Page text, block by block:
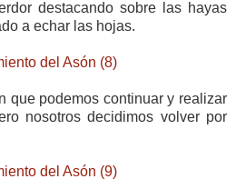
destacando sobre las hayas
a echar las hojas.
que podemos continuar y realizar
nosotros decidimos volver por